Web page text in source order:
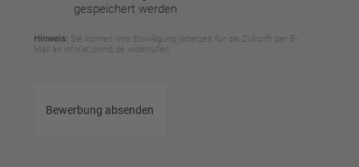
gespeichert werden
Hinweis: Sie können Ihre Einwilligung jederzeit für die Zukunft per E-
Mail an info(at)p-md.de widerrufen.
Bewerbung absenden